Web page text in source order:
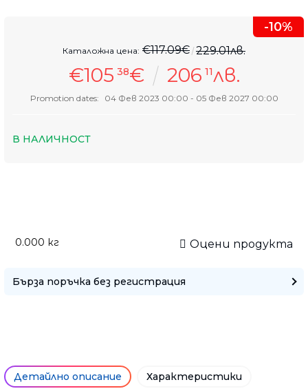
-10%
€105 38€ 206 11лв.
Каталожна цена: €117.09€ 229.01лв.
Promotion dates: 04 Фев 2023 00:00 - 05 Фев 2027 00:00
В НАЛИЧНОСТ
0.000 кг Оцени продукта
Бърза поръчка без регистрация
Детайлно описание Характеристики